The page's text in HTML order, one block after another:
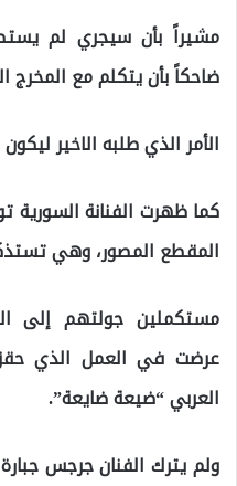
مشيراً بأن سيجري لم
ضاحكاً بأن يتكلم مع المخرج
الأمر الذي طلبه الاخير
كما ظهرت الفنانة السورية
المقطع المصور، وهي
مستكملين جولتهم إلى
عرضت في العمل الذي
العربي “ضيعة ضايعة”.
ولم يترك الفنان جرجس